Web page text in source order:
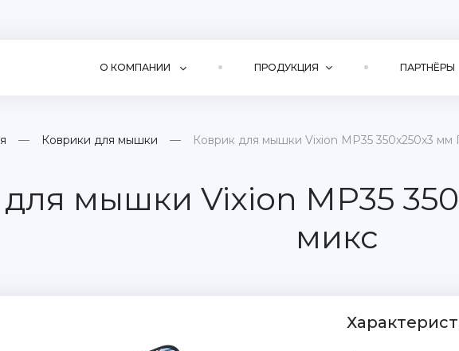
О КОМПАНИИ ПРОДУКЦИЯ ПАРТНЁРЫ
Коврики для мышки Коврик для мышки Vixion MP35 350x250x3 мм
мышки Vixion MP35
микс